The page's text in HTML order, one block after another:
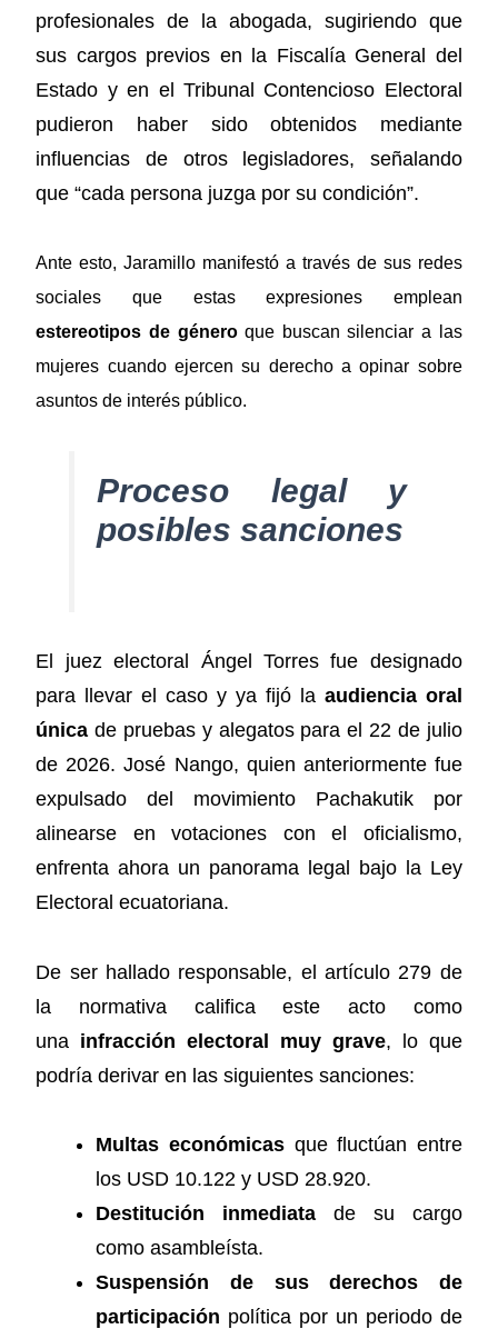
profesionales de la abogada, sugiriendo que
sus cargos previos en la Fiscalía General del
Estado y en el Tribunal Contencioso Electoral
pudieron haber sido obtenidos mediante
influencias de otros legisladores, señalando
que “cada persona juzga por su condición”.
Ante esto, Jaramillo manifestó a través de sus redes
sociales que estas expresiones emplean
estereotipos de géneroque buscan silenciar a las
mujeres cuando ejercen su derecho a opinar sobre
asuntos de interés público.
Proceso legal y
posibles sanciones
El juez electoral Ángel Torres fue designado
para llevar el caso y ya fijó la audiencia oral
única de pruebas y alegatos para el 22 de julio
de 2026. José Nango, quien anteriormente fue
expulsado del movimiento Pachakutik por
alinearse en votaciones con el oficialismo,
enfrenta ahora un panorama legal bajo la Ley
Electoral ecuatoriana.
De ser hallado responsable, el artículo 279 de
la normativa califica este acto como
una infracción electoral muy grave, lo que
podría derivar en las siguientes sanciones:
Multas económicasque fluctúan entre
los USD 10.122 y USD 28.920.
Destitución inmediata de su cargo
como asambleísta.
Suspensión de sus derechos de
participación política por un periodo de